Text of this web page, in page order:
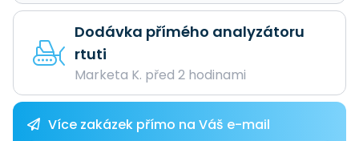
Dodávka přímého analyzátoru
rtuti
Marketa K. před 2 hodinami
Více zakázek přímo na Váš e-mail